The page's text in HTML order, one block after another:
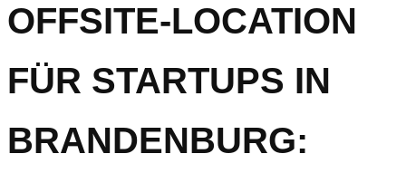
OFFSITE-LOCATION
FÜR STARTUPS IN
BRANDENBURG: